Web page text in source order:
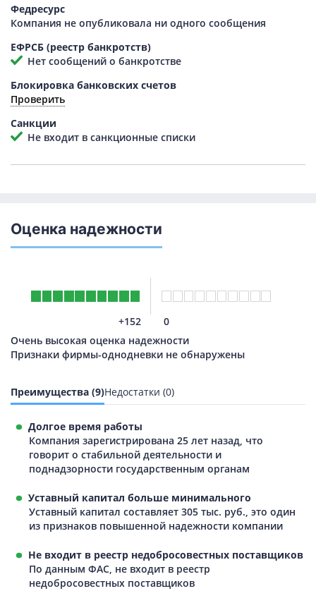
Федресурс
Компания не опубликовала ни одного сообщения
ЕФРСБ (реестр банкротств)
Нет сообщений о банкротстве
Блокировка банковских счетов
Проверить
Санкции
Не входит в санкционные списки
Оценка надежности
+152
0
Очень высокая оценка надежности
Признаки фирмы-однодневки не обнаружены
Преимущества (9)Недостатки (0)
Долгое время работы
Компания зарегистрирована 25 лет назад, что
говорит о стабильной деятельности и
поднадзорности государственным органам
Уставный капитал больше минимального
Уставный капитал составляет 305 тыс. руб., это один
из признаков повышенной надежности компании
Не входит в реестр недобросовестных поставщиков
По данным ФАС, не входит в реестр
недобросовестных поставщиков